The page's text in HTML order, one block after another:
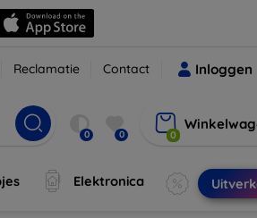
Reclamatie Contact Inloggen
0 0 0
Elektronica